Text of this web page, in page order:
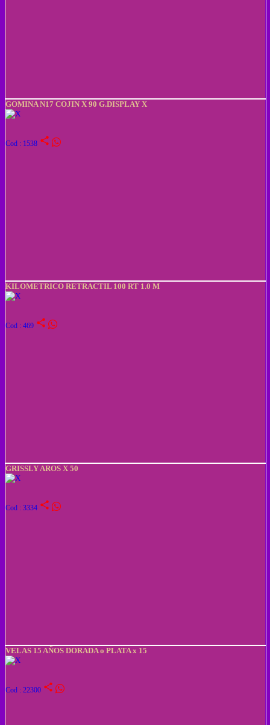
GOMINA N17 COJIN X 90 G.DISPLAY X
Cod : 1538 share
KILOMETRICO RETRACTIL 100 RT 1.0 M
Cod : 469 share
GRISSLY AROS X 50
Cod : 3334 share
VELAS 15 AÑOS DORADA o PLATA x 15
Cod : 22300 share